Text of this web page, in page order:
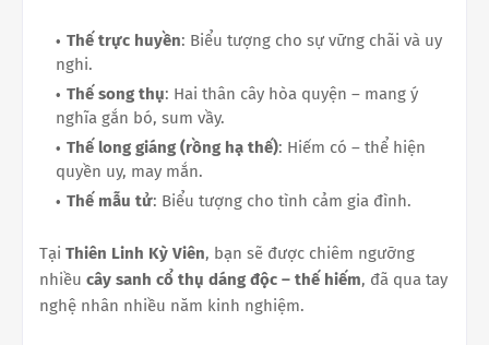
Thế trực huyền: Biểu tượng cho sự vững chãi và uy
nghi.
Thế song thụ: Hai thân cây hòa quyện – mang ý
nghĩa gắn bó, sum vầy.
Thế long giáng (rồng hạ thế): Hiếm có – thể hiện
quyền uy, may mắn.
Thế mẫu tử: Biểu tượng cho tình cảm gia đình.
Tại Thiên Linh Kỳ Viên, bạn sẽ được chiêm ngưỡng
nhiều cây sanh cổ thụ dáng độc – thế hiếm, đã qua tay
nghệ nhân nhiều năm kinh nghiệm.